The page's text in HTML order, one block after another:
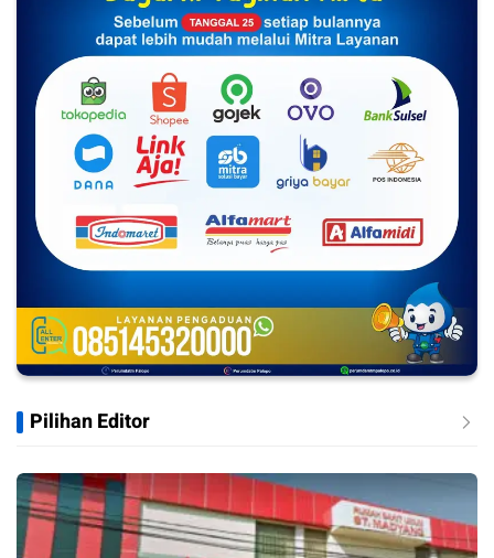
Pilihan Editor